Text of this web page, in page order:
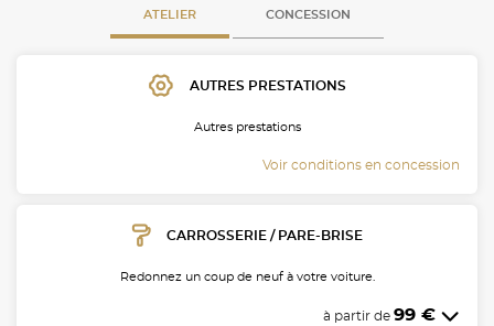
ATELIER CONCESSION
AUTRES PRESTATIONS
Autres prestations
Voir conditions en concession
CARROSSERIE / PARE-BRISE
Redonnez un coup de neuf à votre voiture.
à partir de 99 €